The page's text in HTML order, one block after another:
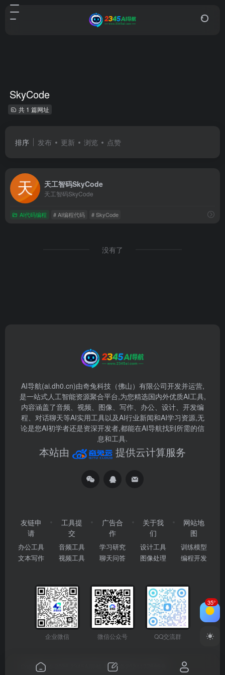
SkyCode
共 1 篇网址
排序 发布 更新 浏览 点赞
天工智码SkyCode
天工智码SkyCode
AI代码编程 # AI编程代码 # SkyCode
没有了
AI导航(ai.dh0.cn)由奇兔科技（佛山）有限公司开发并运营,
是一站式人工智能资源聚合平台,为您精选国内外优质AI工具,
内容涵盖了音频、视频、图像、写作、办公、设计、开发编
程、对话聊天等AI实用工具以及AI行业新闻和AI学习资源,无
论是您AI初学者还是资深开发者,都能在AI导航找到所需的信
息和工具.
本站由 提供云计算服务
友链申
请
办公工具
文本写作
工具提
交
音频工具
视频工具
广告合
作
学习研究
聊天问答
关于我
们
设计工具
图像处理
网站地
图
训练模型
编程开发
企业微信 微信公众号 QQ交流群
Copyright © 2026 粤ICP备2024177666号
35°